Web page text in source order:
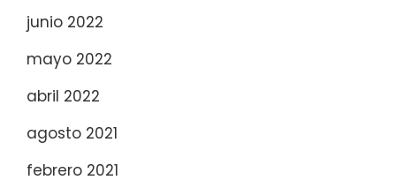
junio 2022
mayo 2022
abril 2022
agosto 2021
febrero 2021